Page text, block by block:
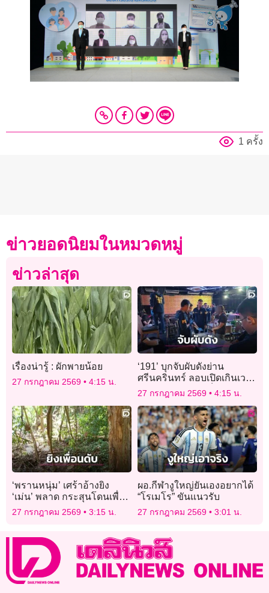
1 ครั้ง
ข่าวยอดนิยมในหมวดหมู่
ข่าวล่าสุด
เรื่องน่ารู้ : ผักพายน้อย
27 กรกฎาคม 2569 4:15 น.
‘191’ บุกจับผับดังย่าน
ศรีนครินทร์ ลอบเปิดเกินเวลา
จำหน่ายเหล้าให้เด็ก
27 กรกฎาคม 2569 4:15 น.
‘พรานหนุ่ม’ เศร้าอ้างยิง
‘เม่น’ พลาด กระสุนโดนเพื่อน
รักดับสลด ยอมรับผิดยืนรอม
อบตัวกับตำรวจ
27 กรกฎาคม 2569 3:15 น.
ผอ.กีฬางูใหญ่ยันเองอยากได้
“โรเมโร” ขันแนวรับ
27 กรกฎาคม 2569 3:01 น.